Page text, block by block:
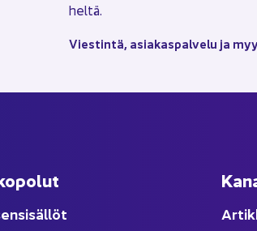
hel­tä.
Vies­tin­tä, asia­kas­pal­ve­lu ja